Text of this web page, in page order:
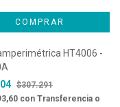
HT4006 -
$307.291
con Transferencia o